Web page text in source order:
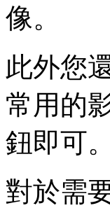
像。
此外您
常用的
鈕即可。
對於需